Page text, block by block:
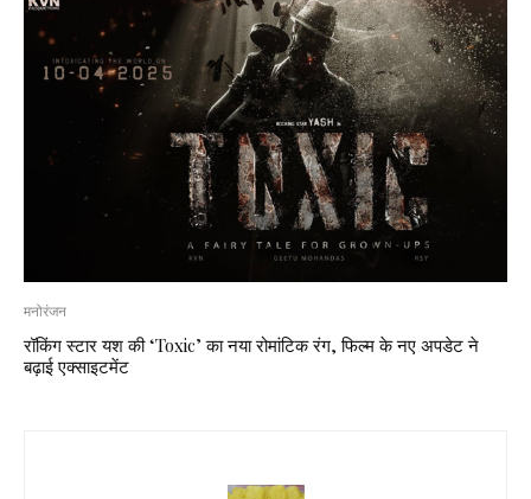
मनोरंजन
रॉकिंग स्टार यश की ‘Toxic’ का नया रोमांटिक रंग, फिल्म के नए अपडेट ने
बढ़ाई एक्साइटमेंट